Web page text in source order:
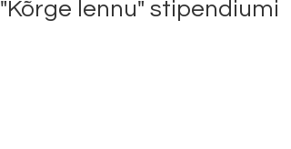
"Kõrge lennu" stipendiumi